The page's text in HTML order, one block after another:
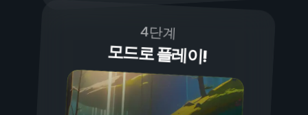
4단계
모드로 플레이!